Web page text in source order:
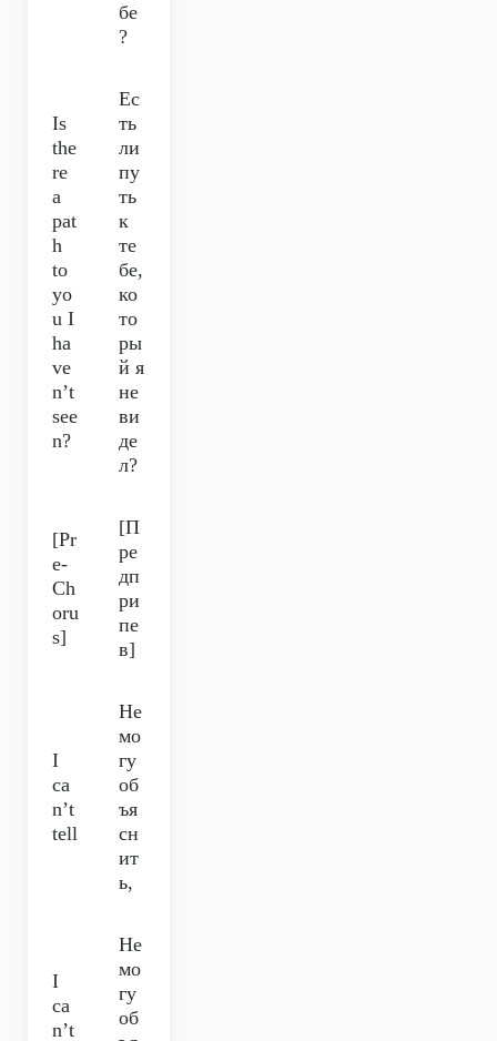
бе
?
Is
the
re
a
pat
h
to
yo
u I
ha
ve
n’t
see
n?
Ес
ть
ли
пу
ть
к
те
бе,
ко
то
ры
й я
не
ви
де
л?
[Pr
e-
Ch
oru
s]
[П
ре
дп
ри
пе
в]
I
ca
n’t
tell
Не
мо
гу
об
ъя
сн
ит
ь,
I
ca
n’t
Не
мо
гу
об